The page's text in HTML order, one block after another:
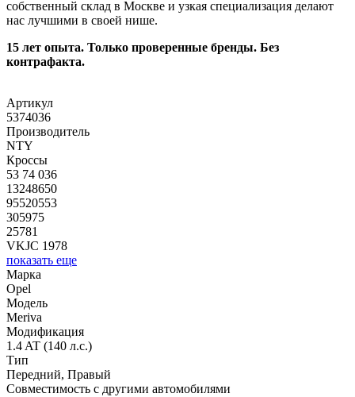
собственный склад в Москве и узкая специализация делают
нас лучшими в своей нише.
15 лет опыта. Только проверенные бренды. Без
контрафакта.
Артикул
5374036
Производитель
NTY
Кроссы
53 74 036
13248650
95520553
305975
25781
VKJC 1978
показать еще
Марка
Opel
Модель
Meriva
Модификация
1.4 AT (140 л.с.)
Тип
Передний, Правый
Совместимость с другими автомобилями